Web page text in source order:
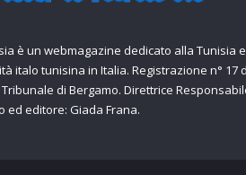
è un webmagazine dedicato alla Tunisia e
italo tunisina in Italia. Registrazione n° 17
di Bergamo. Direttrice
ed editore: Giada Frana.